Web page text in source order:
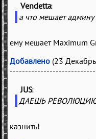
Vendetta
а что мешает админу
ему мешает Maximum
Добавлено (23
(JUS
ДАЕШЬ РЕВОЛЮЦИЮ
казнить!